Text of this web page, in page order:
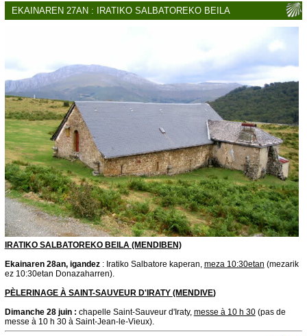
HORAIRES
Spiritualité
Caritatif
Chorale
Catéchisme
Enseignement Catholique
Etxartia
Accueil des pèlerins
Jeunesse
Pèlerinage
ÉGLISES
Toutes les églises
Saint-François-Xavier en Garazi
Saint-Jean-Pied-de-Port
Anhaux
Arnéguy
Ascarat
EKAINAREN 27AN : IRATIKO SALBATOREKO BEILA
IRATIKO SALBATOREKO BEILA (MENDIBEN)
Ekainaren 28an, igandez: Iratiko Salbatore kaperan, meza 10:30etan (mezarik
ez 10:30etan Donazaharren).
PÈLERINAGE À SAINT-SAUVEUR D'IRATY (MENDIVE)
Dimanche 28 juin: chapelle Saint-Sauveur d'Iraty, messe à 10 h 30(pas de
messe à 10 h 30 à Saint-Jean-le-Vieux).